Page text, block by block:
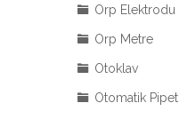
Orp Elektrodu
Orp Metre
Otoklav
Otomatik Pipet